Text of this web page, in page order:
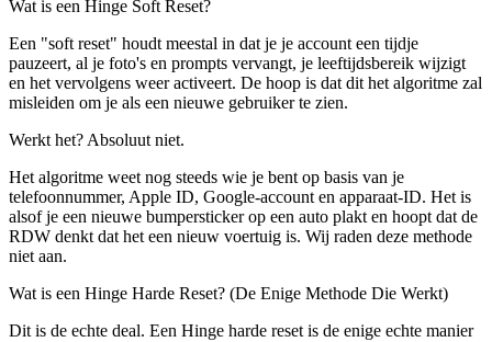
Wat is een Hinge Soft Reset?
Een "soft reset" houdt meestal in dat je je account een tijdje
pauzeert, al je foto's en prompts vervangt, je leeftijdsbereik wijzigt
en het vervolgens weer activeert. De hoop is dat dit het algoritme zal
misleiden om je als een nieuwe gebruiker te zien.
Werkt het? Absoluut niet.
Het algoritme weet nog steeds wie je bent op basis van je
telefoonnummer, Apple ID, Google-account en apparaat-ID. Het is
alsof je een nieuwe bumpersticker op een auto plakt en hoopt dat de
RDW denkt dat het een nieuw voertuig is. Wij raden deze methode
niet aan.
Wat is een Hinge Harde Reset? (De Enige Methode Die Werkt)
Dit is de echte deal. Een Hinge harde reset is de enige echte manier